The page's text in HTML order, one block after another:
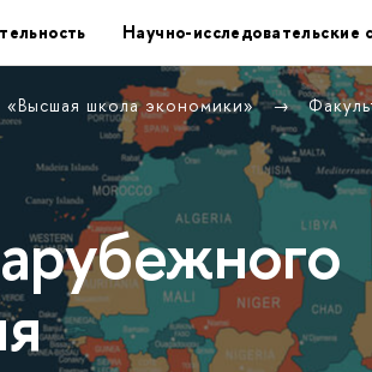
Научно-исследовательские
«Высшая школа экономики»